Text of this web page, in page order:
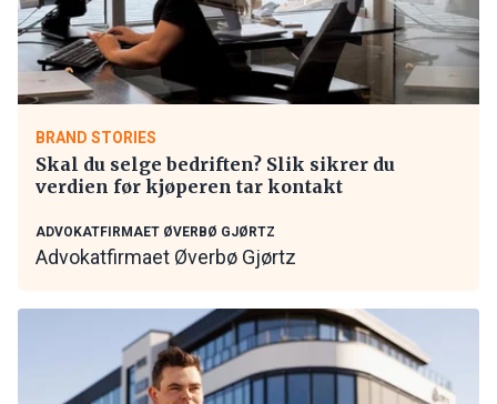
BRAND STORIES
Skal du selge bedriften? Slik sikrer du
verdien før kjøperen tar kontakt
ADVOKATFIRMAET ØVERBØ GJØRTZ
Advokatfirmaet Øverbø Gjørtz